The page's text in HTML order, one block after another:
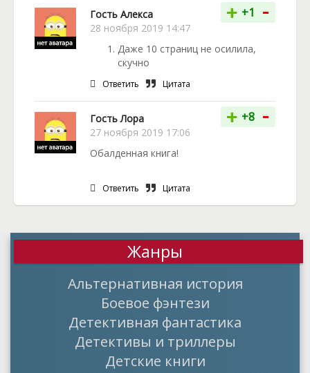
Гость Алекса
28 ноября 2019 14:47
+ +1 -
Даже 10 страниц не осилила,
скучно
Ответить Цитата
Гость Лора
27 ноября 2019 17:06
+ +8 -
Обалденная книга!
Ответить Цитата
Жанры
Альтернативная история
Боевое фэнтези
Детективная фантастика
Детективы и триллеры
Детские книги